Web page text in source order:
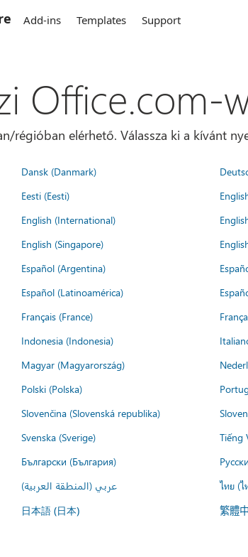
Add-ins Templates Support
Office.com-
régióban elérhető. Válassza ki a kívánt
Dansk (Danmark)
Eesti (Eesti)
English (International)
English (Singapore)
Español (Argentina)
Español (Latinoamérica)
Français (France)
Indonesia (Indonesia)
Magyar (Magyarország)
Polski (Polska)
Slovenčina (Slovenská republika)
Svenska (Sverige) Tiếng
Български (България)
عربي (المنطقة العربية) ไทย (ไ
日本語 (日本) 繁體